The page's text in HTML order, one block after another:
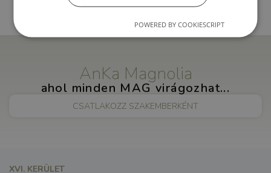
AnKa Magnolia
ahol minden MAG virágozhat...
CSATLAKOZZ SZAKEMBERKÉNT
XVI. KERÜLET
POWERED BY COOKIESCRIPT